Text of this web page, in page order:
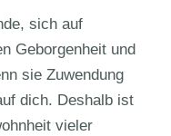
sich auf
Geborgenheit und
sie Zuwendung
dich. Deshalb ist
vieler